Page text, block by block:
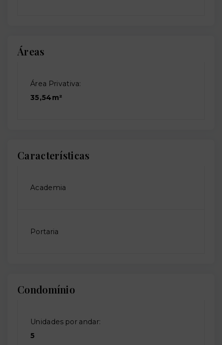
Áreas
Área Privativa:
35,54m²
Características
Academia
Portaria
Condomínio
Unidades por andar:
5